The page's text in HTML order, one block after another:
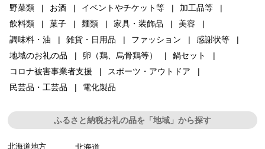
野菜類
お酒 イベントやチケット等
加工品等
飲料類
菓子 麺類 家具・装飾品
美容
調味料・油
雑貨・日用品 ファッション
感謝状等
地域のお礼の品
卵（鶏、烏骨鶏等）
鍋セット
コロナ被害事業者支援
スポーツ・アウトドア
民芸品・工芸品
電化製品
ふるさと納税お礼の品を「地域」から探す
北海道地方